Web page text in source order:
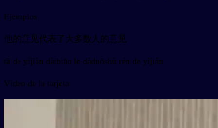
Ejemplos
他的意见代表了大多数人的意见
tā de yìjiàn dàibiǎo le dàduōshù rén de yìjiàn
Vídeo de la tarjeta